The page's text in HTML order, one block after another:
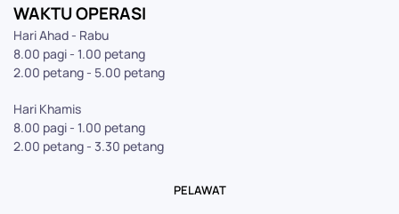
WAKTU OPERASI
Hari Ahad - Rabu
8.00 pagi - 1.00 petang
2.00 petang - 5.00 petang
Hari Khamis
8.00 pagi - 1.00 petang
2.00 petang - 3.30 petang
PELAWAT